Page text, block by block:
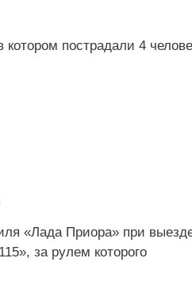
пострадали 4
«Лада Приора» при
за рулем которого